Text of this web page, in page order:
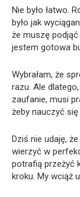
Nie było łatwo.
było jak
że muszę
jestem gotowa
Wybrałam, że
razu. Ale
zaufanie, musi
żeby nauczyć
Dziś nie udaję,
wierzyć w
potrafią przeżyć
kroku. My wciąż